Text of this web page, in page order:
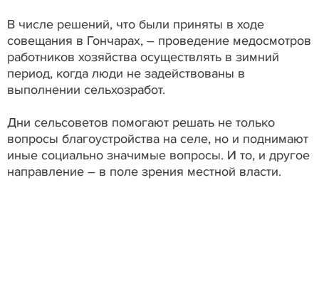
В числе решений, что были приняты в ходе
совещания в Гончарах, – проведение медосмотров
работников хозяйства осуществлять в зимний
период, когда люди не задействованы в
выполнении сельхозработ.
Дни сельсоветов помогают решать не только
вопросы благоустройства на селе, но и поднимают
иные социально значимые вопросы. И то, и другое
направление – в поле зрения местной власти.